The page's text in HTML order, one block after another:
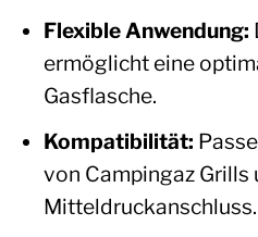
Flexible Anwendung:
ermöglicht eine
Gasflasche.
Kompatibilität:
von Campingaz
Mitteldruckanschluss.